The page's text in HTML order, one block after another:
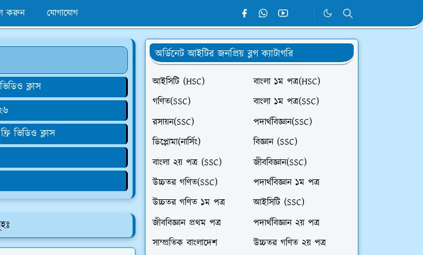
করুন যোগাযোগ
ক্লাস
ভিডিও ক্লাস
অর্ডিনেট আইটির জনপ্রিয় ব্লগ ক্যাটাগরি
আইসিটি (HSC)
বাংলা ১ম পত্র(HSC)
গণিত(SSC)
বাংলা ১ম পত্র(SSC)
রসায়ন(SSC)
পদার্থবিজ্ঞান(SSC)
ডিপ্লোমা(নার্সিং)
বিজ্ঞান (SSC)
বাংলা ২য় পত্র (SSC)
জীববিজ্ঞান(SSC)
উচ্চতর গণিত(SSC)
পদার্থবিজ্ঞান ১ম পত্র
উচ্চতর গণিত ১ম পত্র
আইসিটি (SSC)
জীববিজ্ঞান প্রথম পত্র
পদার্থবিজ্ঞান ২য় পত্র
সাম্প্রতিক বাংলাদেশ
উচ্চতর গণিত ২য় পত্র